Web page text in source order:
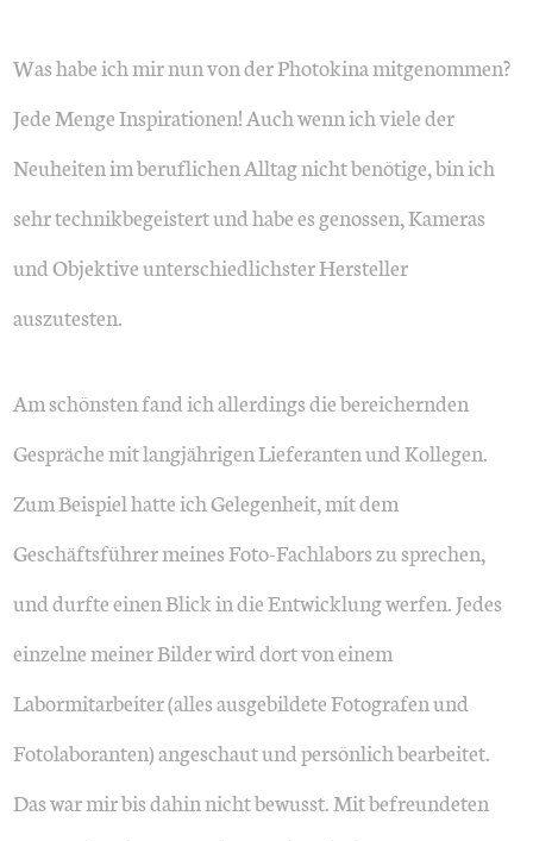
Was habe ich mir nun von der Photokina mitgenommen?
Jede Menge Inspirationen! Auch wenn ich viele der
Neuheiten im beruflichen Alltag nicht benötige, bin ich
sehr technikbegeistert und habe es genossen, Kameras
und Objektive unterschiedlichster Hersteller
auszutesten.
Am schönsten fand ich allerdings die bereichernden
Gespräche mit langjährigen Lieferanten und Kollegen.
Zum Beispiel hatte ich Gelegenheit, mit dem
Geschäftsführer meines Foto-Fachlabors zu sprechen,
und durfte einen Blick in die Entwicklung werfen. Jedes
einzelne meiner Bilder wird dort von einem
Labormitarbeiter (alles ausgebildete Fotografen und
Fotolaboranten) angeschaut und persönlich bearbeitet.
Das war mir bis dahin nicht bewusst. Mit befreundeten